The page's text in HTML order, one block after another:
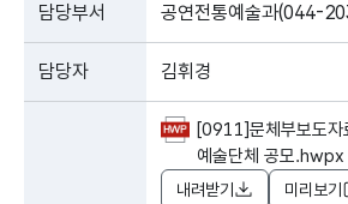
담당부서 공연전통예술과(044-
담당자 김휘경
[0911]문체부보도
예술단체 공모
내려받기 미리보기